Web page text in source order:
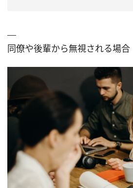
同僚や後輩から無視される場合